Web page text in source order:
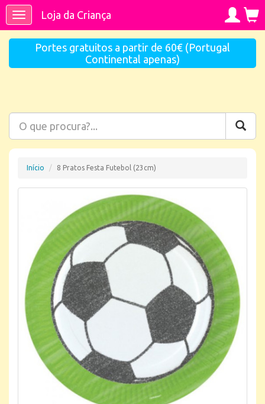
ToggleLoja da Criança
Portes gratuitos a partir de 60€ (Portugal
Continental apenas)
Início 8 Pratos Festa Futebol (23cm)